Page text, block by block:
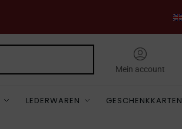
Mein account
LEDERWAREN GESCHENKKARTEN